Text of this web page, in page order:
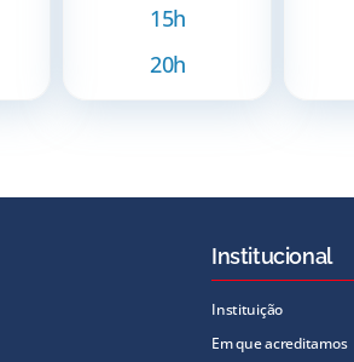
15h
20h
Institucional
Instituição
Em que acreditamos